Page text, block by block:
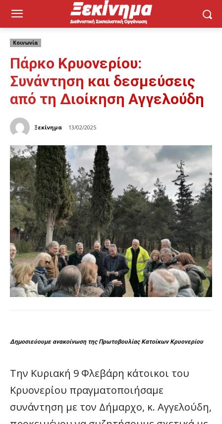
Κοινωνία
Πάρκο Κρυονερίου:
Συνάντηση και δεσμεύσεις
από τη Διοίκηση Αγγελούδη
Ξεκίνημα 13/02/2025
Δημοσιεύουμε ανακοίνωση της Πρωτοβουλίας Κατοίκων Κρυονερίου
Την Κυριακή 9 Φλεβάρη κάτοικοι του
Κρυονερίου πραγματοποιήσαμε
συνάντηση με τον Δήμαρχο, κ. Αγγελούδη,